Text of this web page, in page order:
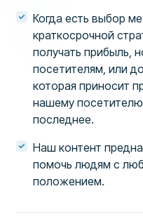
Когда есть выбор
краткосрочной
получать прибыль,
посетителям, или
которая приносит
нашему
последнее.
Наш контент
помочь людям с
положением.